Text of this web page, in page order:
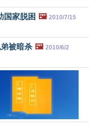
国家脱困 🖼️ 2010/7/15
被暗杀 🖼️ 2010/6/2